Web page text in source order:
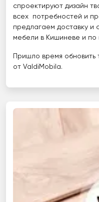
спроектируют дизайн
всех потребностей и
предлагаем доставку и
мебели в Кишиневе и по
Пришло время
от ValdiMobila.